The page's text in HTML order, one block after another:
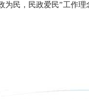
民，民政爱民”工作理